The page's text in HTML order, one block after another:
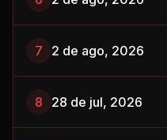
7 2 de ago, 2026
8 28 de jul, 2026